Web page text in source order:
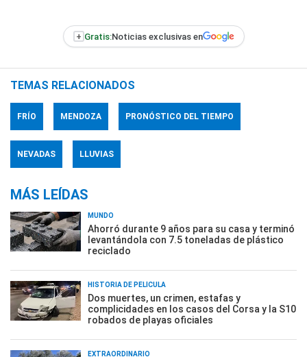
+ Gratis:Noticias exclusivas en
TEMAS RELACIONADOS
FRÍO MENDOZA PRONÓSTICO DEL TIEMPO
NEVADAS LLUVIAS
MÁS LEÍDAS
MUNDO
Ahorró durante 9 años para su casa y terminó
levantándola con 7.5 toneladas de plástico
reciclado
HISTORIA DE PELÍCULA
Dos muertes, un crimen, estafas y
complicidades en los casos del Corsa y la S10
robados de playas oficiales
EXTRAORDINARIO